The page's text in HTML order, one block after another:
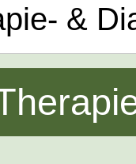
&